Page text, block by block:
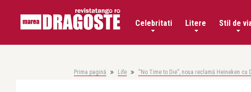
Celebritati Litere Stil de
Prima pagină Life “No Time to Die”, noua reclamă Heineken